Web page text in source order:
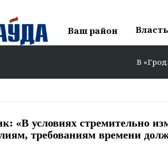
Ваш район Власть
В «Гродзенскую
«В условиях стремительно
требованиям времени